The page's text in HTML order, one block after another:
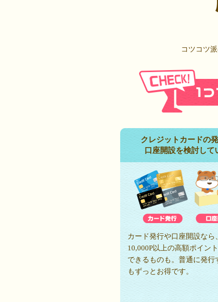
コツコツ
クレジットカードの
口座開設を検討して
カード発行や口座開設なら
10,000P以上の高額ポイン
できるものも。普通に発行
もずっとお得です。